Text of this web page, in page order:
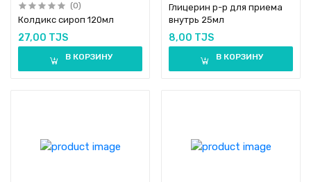
(0)
Колдикс сироп 120мл
27,00 TJS
В КОРЗИНУ
Глицерин р-р для приема
внутрь 25мл
8,00 TJS
В КОРЗИНУ